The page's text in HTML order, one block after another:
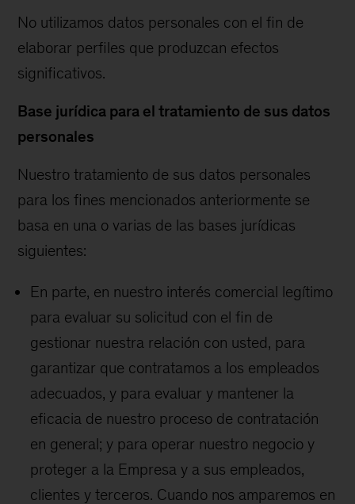
No utilizamos datos personales con el fin de
elaborar perfiles que produzcan efectos
significativos.
Base jurídica para el tratamiento de sus datos
personales
Nuestro tratamiento de sus datos personales
para los fines mencionados anteriormente se
basa en una o varias de las bases jurídicas
siguientes:
En parte, en nuestro interés comercial legítimo
para evaluar su solicitud con el fin de
gestionar nuestra relación con usted, para
garantizar que contratamos a los empleados
adecuados, y para evaluar y mantener la
eficacia de nuestro proceso de contratación
en general; y para operar nuestro negocio y
proteger a la Empresa y a sus empleados,
clientes y terceros. Cuando nos amparemos en